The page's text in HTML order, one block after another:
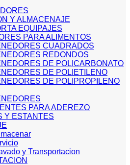
Y ALMACENAJE
EQUIPAJES
PARA ALIMENTOS
CUADRADOS
REDONDOS
DE POLICARBONATO
DE POLIETILENO
DE POLIPROPILENO
PARA ADEREZO
Y ESTANTES
y Transportacion